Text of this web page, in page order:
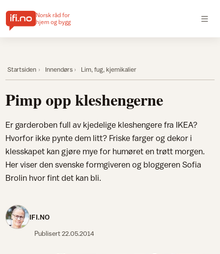
Norsk råd for
hjem og bygg
Startsiden Innendørs Lim, fug, kjemikalier
Pimp opp kleshengerne
Er garderoben full av kjedelige kleshengere fra IKEA?
Hvorfor ikke pynte dem litt? Friske farger og dekor i
klesskapet kan gjøre mye for humøret en trøtt morgen.
Her viser den svenske formgiveren og bloggeren Sofia
Brolin hvor fint det kan bli.
IFI.NO
Publisert22.05.2014